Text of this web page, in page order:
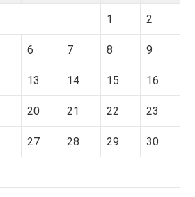
1 2
6 7 8 9
13 14 15 16
20 21 22 23
27 28 29 30